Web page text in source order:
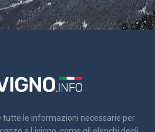
tutte le informazioni necessarie per